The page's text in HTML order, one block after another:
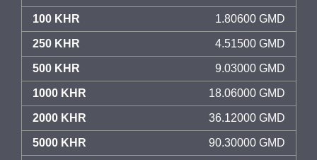
100 KHR 1.80600 GMD
250 KHR 4.51500 GMD
500 KHR 9.03000 GMD
1000 KHR 18.06000 GMD
2000 KHR 36.12000 GMD
5000 KHR 90.30000 GMD